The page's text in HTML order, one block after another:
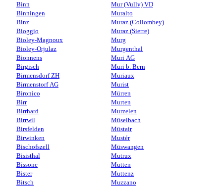
Binn
Binningen
Binz
Bioggio
Bioley-Magnoux
Bioley-Orjulaz
Bionnens
Birgisch
Birmensdorf ZH
Birmenstorf AG
Bironico
Birr
Birrhard
Birrwil
Birsfelden
Birwinken
Bischofszell
Bisisthal
Bissone
Bister
Bitsch
Mur (Vully) VD
Muralto
Muraz (Collombey)
Muraz (Sierre)
Murg
Murgenthal
Muri AG
Muri b. Bern
Muriaux
Murist
Mürren
Murten
Murzelen
Müselbach
Müstair
Mustér
Müswangen
Mutrux
Mutten
Muttenz
Muzzano